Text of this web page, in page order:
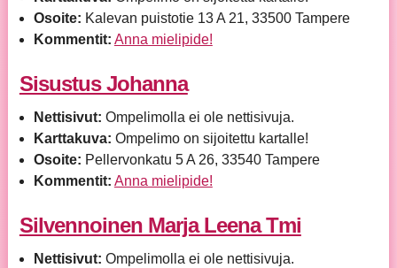
Osoite: Kalevan puistotie 13 A 21, 33500 Tampere
Kommentit: Anna mielipide!
Sisustus Johanna
Nettisivut: Ompelimolla ei ole nettisivuja.
Karttakuva: Ompelimo on sijoitettu kartalle!
Osoite: Pellervonkatu 5 A 26, 33540 Tampere
Kommentit: Anna mielipide!
Silvennoinen Marja Leena Tmi
Nettisivut: Ompelimolla ei ole nettisivuja.